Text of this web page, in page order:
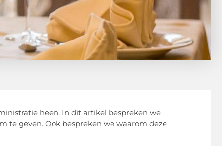
heen. In dit artikel bespreken we
te geven. Ook bespreken we waarom deze